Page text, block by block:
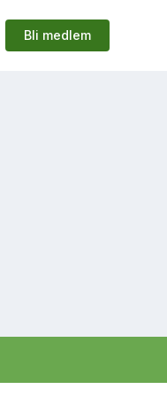
Bli medlem